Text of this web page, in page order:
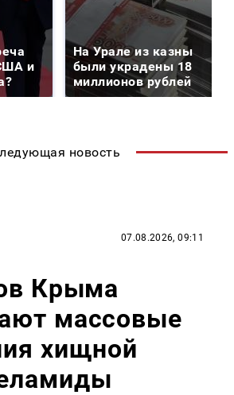
и
На Урале из казны
были украдены 18
миллионов рублей
новость
07.08.2026, 09:11
Крыма
массовые
хищной